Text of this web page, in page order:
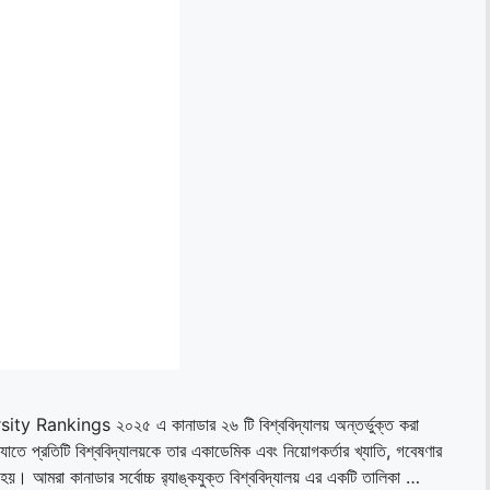
Rankings ২০২৫ এ কানাডার ২৬ টি বিশ্ববিদ্যালয় অন্তর্ভুক্ত করা
প্রতিটি বিশ্ববিদ্যালয়কে তার একাডেমিক এবং নিয়োগকর্তার খ্যাতি, গবেষণার
কানাডার সর্বোচ্চ র‌্যাঙ্কযুক্ত বিশ্ববিদ্যালয় এর একটি তালিকা …